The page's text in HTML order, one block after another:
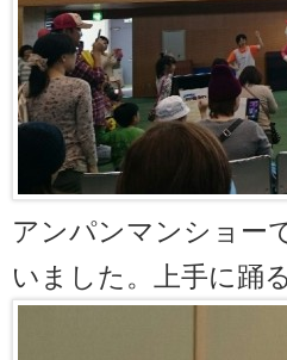
アンパンマンショー
いました。上手に踊